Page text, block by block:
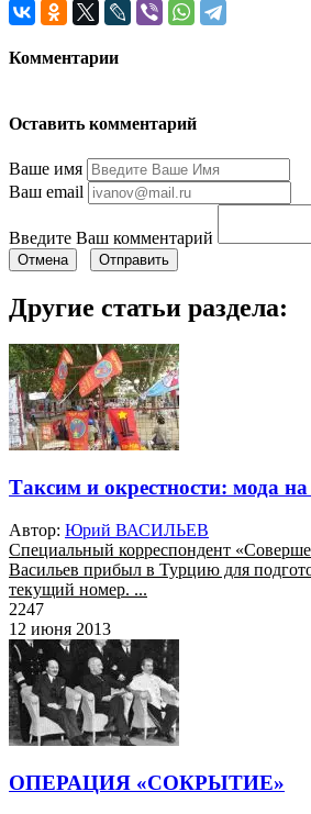
Комментарии
Оставить комментарий
Ваше имя
Ваш email
Введите Ваш комментарий
Отмена Отправить
Другие статьи раздела:
Таксим и окрестности: мода на
Автор: Юрий ВАСИЛЬЕВ
Специальный корреспондент
Васильев прибыл в Турцию для
текущий номер. ...
2247
12 июня 2013
ОПЕРАЦИЯ «СОКРЫТИЕ»